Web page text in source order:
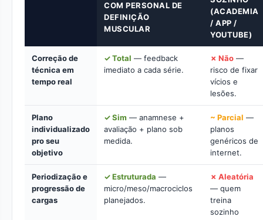
COM PERSONAL DE
DEFINIÇÃO
MUSCULAR
(ACADEMIA
/ APP /
YOUTUBE)
Correção de
técnica em
tempo real
✓ Total — feedback
imediato a cada série.
✗ Não —
risco de fixar
vícios e
lesões.
Plano
individualizado
pro seu
objetivo
✓ Sim — anamnese +
avaliação + plano sob
medida.
~ Parcial —
planos
genéricos de
internet.
Periodização e
progressão de
cargas
✓ Estruturada —
micro/meso/macrociclos
planejados.
✗ Aleatória
— quem
treina
sozinho